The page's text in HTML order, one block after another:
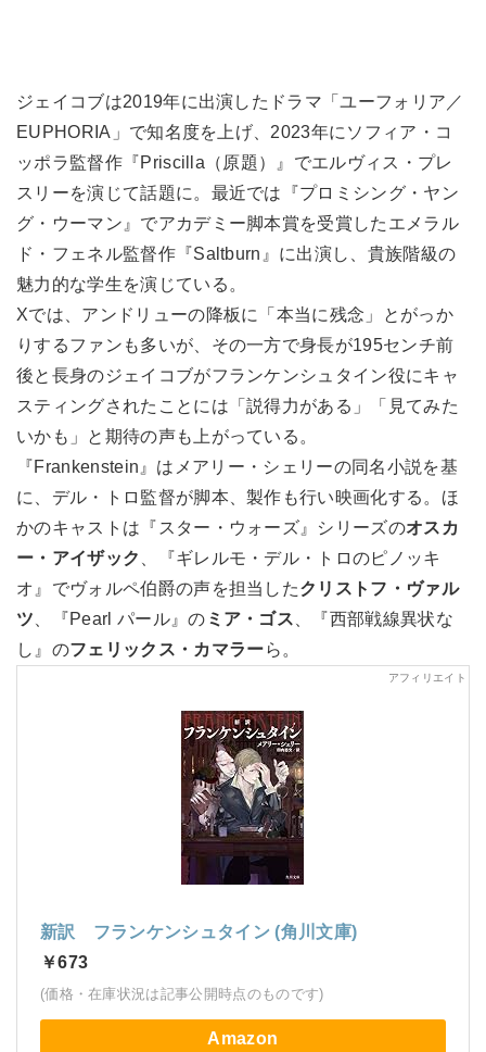
ジェイコブは2019年に出演したドラマ「ユーフォリア／
EUPHORIA」で知名度を上げ、2023年にソフィア・コ
ッポラ監督作『Priscilla（原題）』でエルヴィス・プレ
スリーを演じて話題に。最近では『プロミシング・ヤン
グ・ウーマン』でアカデミー脚本賞を受賞したエメラル
ド・フェネル監督作『Saltburn』に出演し、貴族階級の
魅力的な学生を演じている。
Xでは、アンドリューの降板に「本当に残念」とがっか
りするファンも多いが、その一方で身長が195センチ前
後と長身のジェイコブがフランケンシュタイン役にキャ
スティングされたことには「説得力がある」「見てみた
いかも」と期待の声も上がっている。
『Frankenstein』はメアリー・シェリーの同名小説を基
に、デル・トロ監督が脚本、製作も行い映画化する。ほ
かのキャストは『スター・ウォーズ』シリーズのオスカ
ー・アイザック
、『ギレルモ・デル・トロのピノッキ
オ』でヴォルペ伯爵の声を担当したクリストフ・ヴァル
ツ 、『Pearl パール』の ミア・ゴス 、『西部戦線異状な
し』のフェリックス・カマラーら。
新訳 フランケンシュタイン (角川文庫)
￥673
(価格・在庫状況は記事公開時点のものです)
Amazon